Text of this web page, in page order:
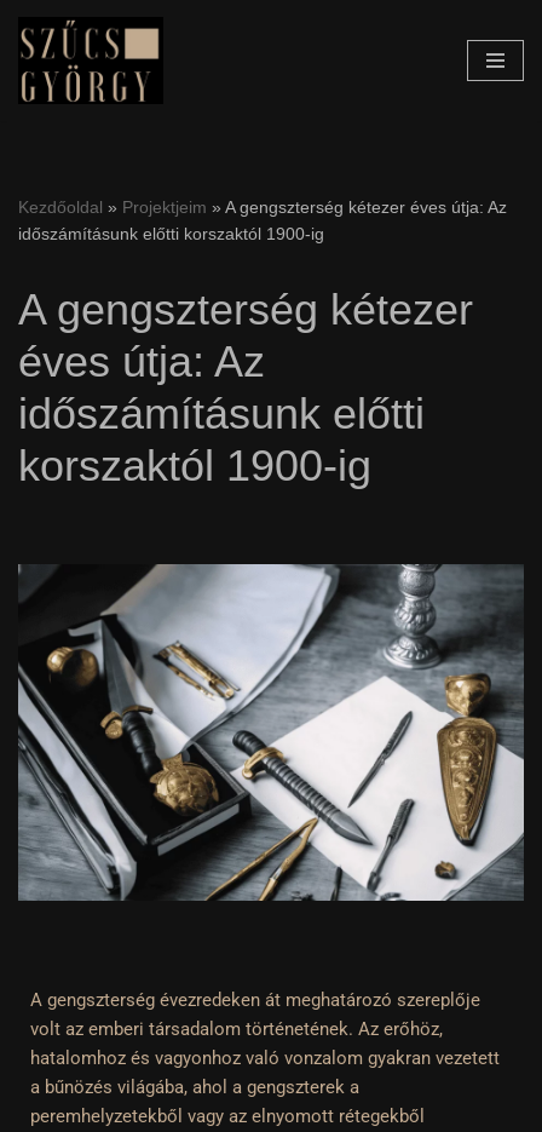
Skip
to
Kezdőoldal » Projektjeim » A gengszterség kétezer éves útja: Az
időszámításunk előtti korszaktól 1900-ig
A gengszterség kétezer
éves útja: Az
időszámításunk előtti
korszaktól 1900-ig
A gengszterség évezredeken át meghatározó szereplője
volt az emberi társadalom történetének. Az erőhöz,
hatalomhoz és vagyonhoz való vonzalom gyakran vezetett
a bűnözés világába, ahol a gengszterek a
peremhelyzetekből vagy az elnyomott rétegekből